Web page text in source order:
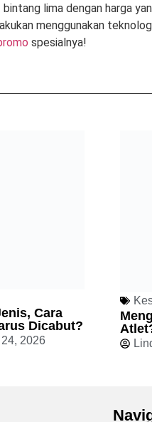
lima dengan harga
menggunakan
spesialnya!
Cara
Dicabut?
2026